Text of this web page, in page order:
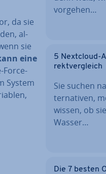
da sie
al­
sie
eine
Force-
System
vorgehen…
5 Nextcloud-
rekt­ver­gleich
Sie suchen
ter­na­ti­ven,
wissen, ob
Wasser…
Die 7 besten